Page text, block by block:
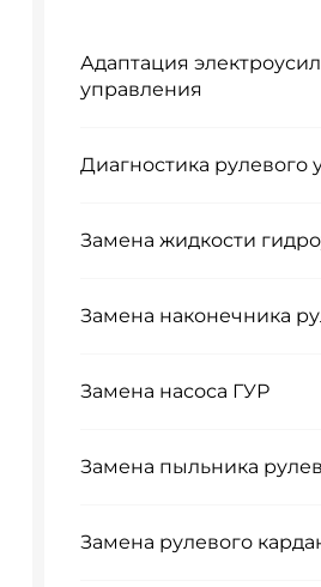
Адаптация
управления
Диагностика рулевого
Замена жидкости
Замена наконечника
Замена насоса ГУР
Замена пыльника
Замена рулевого